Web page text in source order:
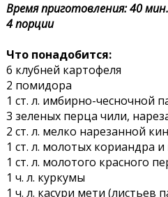
Время приготовления: 40 мин.
4 порции
Что понадобится:
6 клубней картофеля
2 помидора
1 ст. л. имбирно-чесночной
3 зеленых перца чили,
2 ст. л. мелко нарезанной
1 ст. л. молотых кориандра
1 ст. л. молотого красного
1 ч. л. куркумы
1 ч. л. касури мети (листьев